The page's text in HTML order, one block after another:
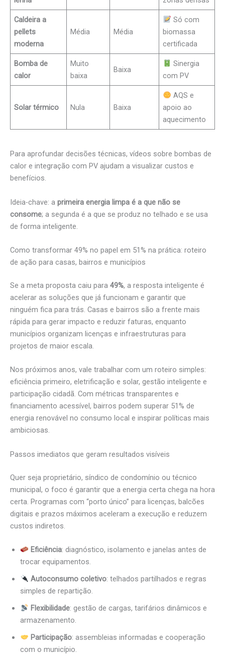
Caldeira a
pellets
moderna
Média Média
Só com
biomassa
certificada
Bomba de
calor
Muito
baixa
Baixa
Sinergia
com PV
Solar térmico Nula Baixa
AQS e
apoio ao
aquecimento
Para aprofundar decisões técnicas, vídeos sobre bombas de
calor e integração com PV ajudam a visualizar custos e
benefícios.
Ideia-chave: a primeira energia limpa é a que não se
consome; a segunda é a que se produz no telhado e se usa
de forma inteligente.
Como transformar 49% no papel em 51% na prática: roteiro
de ação para casas, bairros e municípios
Se a meta proposta caiu para 49%, a resposta inteligente é
acelerar as soluções que já funcionam e garantir que
ninguém fica para trás. Casas e bairros são a frente mais
rápida para gerar impacto e reduzir faturas, enquanto
municípios organizam licenças e infraestruturas para
projetos de maior escala.
Nos próximos anos, vale trabalhar com um roteiro simples:
eficiência primeiro, eletrificação e solar, gestão inteligente e
participação cidadã. Com métricas transparentes e
financiamento acessível, bairros podem superar 51% de
energia renovável no consumo local e inspirar políticas mais
ambiciosas.
Passos imediatos que geram resultados visíveis
Quer seja proprietário, síndico de condomínio ou técnico
municipal, o foco é garantir que a energia certa chega na hora
certa. Programas com “porto único” para licenças, balcões
digitais e prazos máximos aceleram a execução e reduzem
custos indiretos.
Eficiência: diagnóstico, isolamento e janelas antes de
trocar equipamentos.
Autoconsumo coletivo: telhados partilhados e regras
simples de repartição.
Flexibilidade: gestão de cargas, tarifários dinâmicos e
armazenamento.
Participação: assembleias informadas e cooperação
com o município.